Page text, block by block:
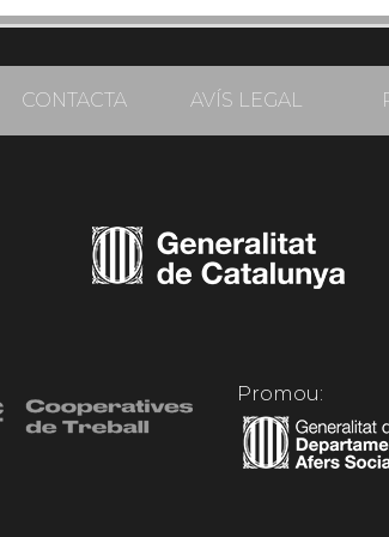
CONTACTA AVÍS LEGAL
Promou: